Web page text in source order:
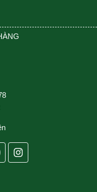
Instagram